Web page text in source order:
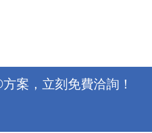
案，立刻免費洽詢！